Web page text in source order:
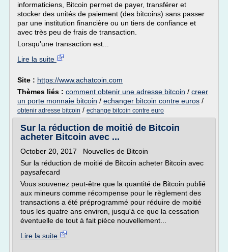
informaticiens, Bitcoin permet de payer, transférer et
stocker des unités de paiement (des bitcoins) sans passer
par une institution financière ou un tiers de confiance et
avec très peu de frais de transaction.
Lorsqu'une transaction est...
Lire la suite
Site : https://www.achatcoin.com
Thèmes liés : comment obtenir une adresse bitcoin / creer
un porte monnaie bitcoin / echanger bitcoin contre euros /
obtenir adresse bitcoin / echange bitcoin contre euro
Sur la réduction de moitié de Bitcoin
acheter Bitcoin avec ...
October 20, 2017 Nouvelles de Bitcoin
Sur la réduction de moitié de Bitcoin acheter Bitcoin avec
paysafecard
Vous souvenez peut-être que la quantité de Bitcoin publié
aux mineurs comme récompense pour le règlement des
transactions a été préprogrammé pour réduire de moitié
tous les quatre ans environ, jusqu'à ce que la cessation
éventuelle de tout à fait pièce nouvellement...
Lire la suite